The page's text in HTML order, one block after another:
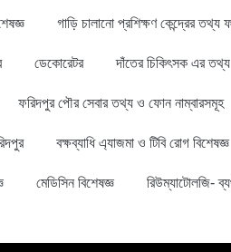
গাড়ি চালানো প্রশিক্ষণ কেন্দ্রের তথ্য
ডেকোরেটর দাঁতের চিকিৎসক এর তথ্য
ফরিদপুর পৌর সেবার তথ্য ও ফোন নাম্বারসমূহ
বক্ষব্যাধি এ্যাজমা ও টিবি রোগ বিশেষজ্ঞ
মেডিসিন বিশেষজ্ঞ রিউম্যাটোলজি-